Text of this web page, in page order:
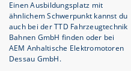
Einen Ausbildungsplatz mit
ähnlichem Schwerpunkt kannst du
auch bei der TTD Fahrzeugtechnik
Bahnen GmbH finden oder bei
AEM Anhaltische Elektromotoren
Dessau GmbH.